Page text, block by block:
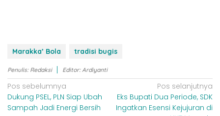
Marakka’ Bola tradisi bugis
Penulis: Redaksi Editor: Ardiyanti
N
a
Pos sebelumnya
Dukung PSEL, PLN Siap Ubah
Sampah Jadi Energi Bersih
Pos selanjutnya
Eks Bupati Dua Periode, SDK
Ingatkan Esensi Kejujuran di